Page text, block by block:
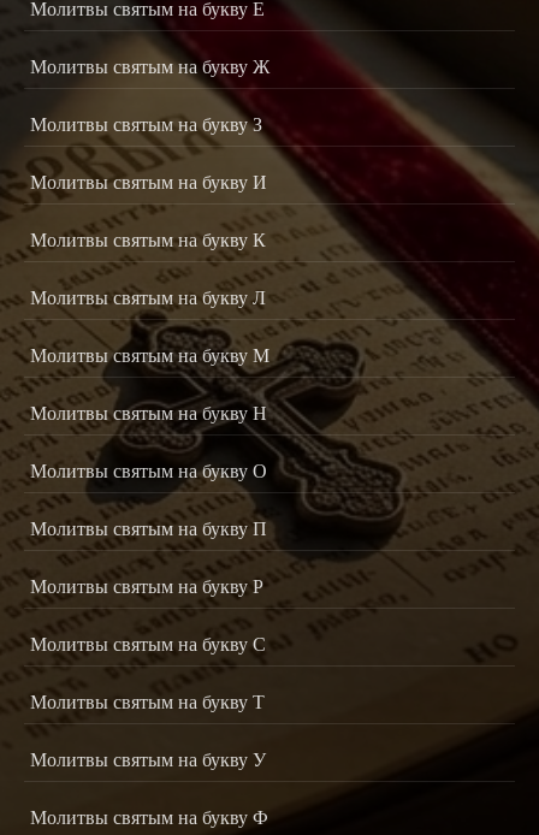
Молитвы святым на букву Е
Молитвы святым на букву Ж
Молитвы святым на букву З
Молитвы святым на букву И
Молитвы святым на букву К
Молитвы святым на букву Л
Молитвы святым на букву М
Молитвы святым на букву Н
Молитвы святым на букву О
Молитвы святым на букву П
Молитвы святым на букву Р
Молитвы святым на букву С
Молитвы святым на букву Т
Молитвы святым на букву У
Молитвы святым на букву Ф